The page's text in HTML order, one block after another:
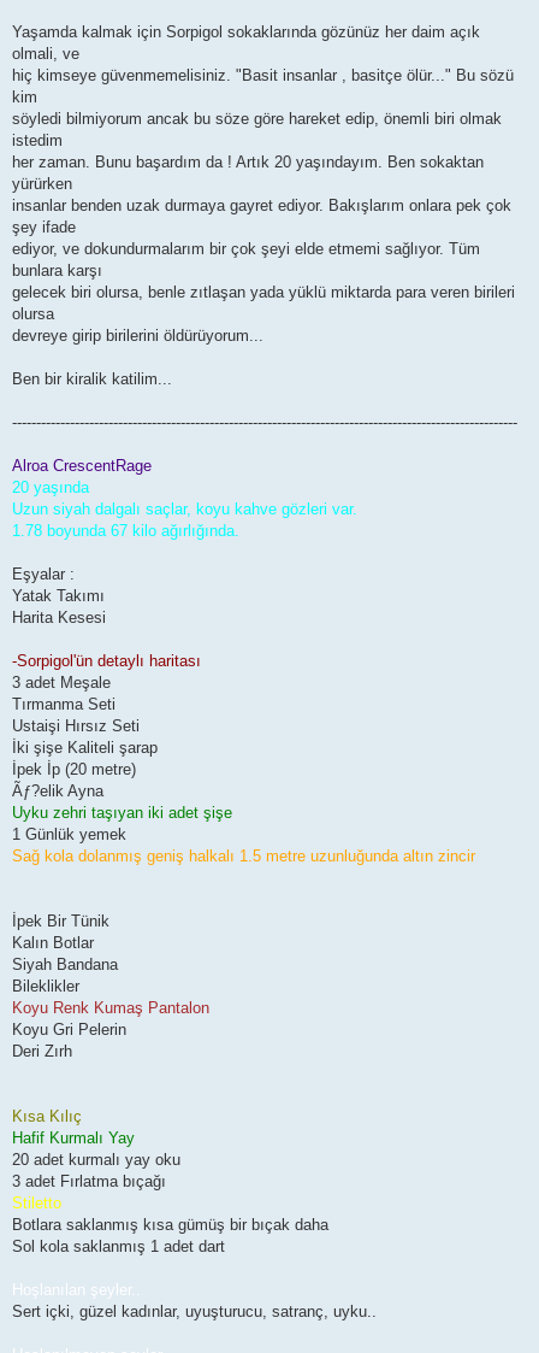
Yaşamda kalmak için Sorpigol sokaklarında gözünüz her daim açık
olmali, ve
hiç kimseye güvenmemelisiniz. "Basit insanlar , basitçe ölür..." Bu sözü
kim
söyledi bilmiyorum ancak bu söze göre hareket edip, önemli biri olmak
istedim
her zaman. Bunu başardım da ! Artık 20 yaşındayım. Ben sokaktan
yürürken
insanlar benden uzak durmaya gayret ediyor. Bakışlarım onlara pek çok
şey ifade
ediyor, ve dokundurmalarım bir çok şeyi elde etmemi sağlıyor. Tüm
bunlara karşı
gelecek biri olursa, benle zıtlaşan yada yüklü miktarda para veren birileri
olursa
devreye girip birilerini öldürüyorum...
Ben bir kiralik katilim...
---------------------------------------------------------------------------------------------------------
Alroa CrescentRage
20 yaşında
Uzun siyah dalgalı saçlar, koyu kahve gözleri var.
1.78 boyunda 67 kilo ağırlığında.
Eşyalar :
Yatak Takımı
Harita Kesesi
-Sorpigol'ün detaylı haritası
3 adet Meşale
Tırmanma Seti
Ustaişi Hırsız Seti
İki şişe Kaliteli şarap
İpek İp (20 metre)
Ãƒ?elik Ayna
Uyku zehri taşıyan iki adet şişe
1 Günlük yemek
Sağ kola dolanmış geniş halkalı 1.5 metre uzunluğunda altın zincir
İpek Bir Tünik
Kalın Botlar
Siyah Bandana
Bileklikler
Koyu Renk Kumaş Pantalon
Koyu Gri Pelerin
Deri Zırh
Kısa Kılıç
Hafif Kurmalı Yay
20 adet kurmalı yay oku
3 adet Fırlatma bıçağı
Stiletto
Botlara saklanmış kısa gümüş bir bıçak daha
Sol kola saklanmış 1 adet dart
Hoşlanılan şeyler..
Sert içki, güzel kadınlar, uyuşturucu, satranç, uyku..